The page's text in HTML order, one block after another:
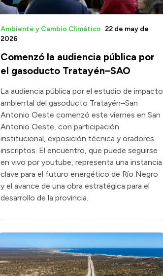
Comenzó la audiencia pública por
el gasoducto Tratayén–SAO
Ambiente y Cambio Climático 22 de may de
2026
La audiencia pública por el estudio de impacto
ambiental del gasoducto Tratayén–San
Antonio Oeste comenzó este viernes en San
Antonio Oeste, con participación
institucional, exposición técnica y oradores
inscriptos. El encuentro, que puede seguirse
en vivo por youtube, representa una instancia
clave para el futuro energético de Río Negro
y el avance de una obra estratégica para el
desarrollo de la provincia.